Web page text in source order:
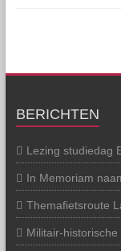
BERICHTEN
Lezing studiedag
In Memoriam
Themafietsroute
Militair-historische